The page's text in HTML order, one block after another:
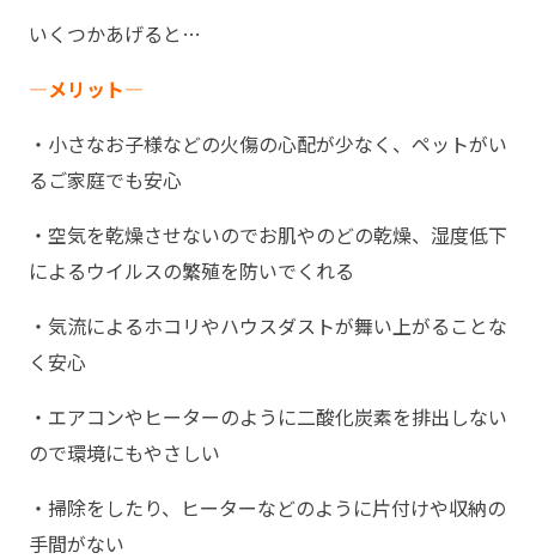
いくつかあげると…
―メリット―
・小さなお子様などの火傷の心配が少なく、ペットがい
るご家庭でも安心
・空気を乾燥させないのでお肌やのどの乾燥、湿度低下
によるウイルスの繁殖を防いでくれる
・気流によるホコリやハウスダストが舞い上がることな
く安心
・エアコンやヒーターのように二酸化炭素を排出しない
ので環境にもやさしい
・掃除をしたり、ヒーターなどのように片付けや収納の
手間がない